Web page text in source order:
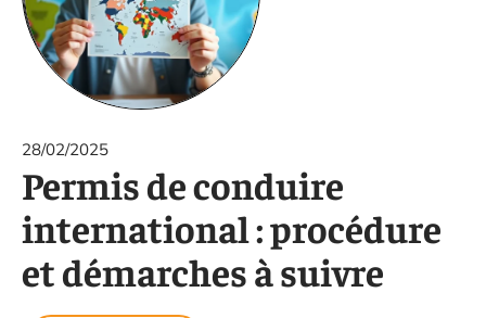
28/02/2025
Permis de conduire
international : procédure
et démarches à suivre